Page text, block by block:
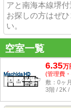
アと南海本線堺
お探しの方はぜ
い。
空室一覧
6.35万
(管理費
敷：0ヶ
3階 / 2K /